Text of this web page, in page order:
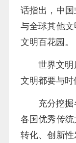
话指出，中国
与全球其他
文明百花园。
世界文
文明都要与时
充分挖
各国优秀传
转化、创新